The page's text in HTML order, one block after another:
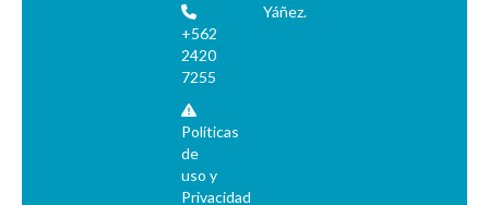
+562
2420
7255
Políticas
de
uso y
Privacidad
Yáñez.